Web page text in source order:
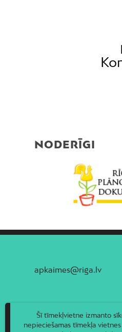
NODERĪGI
apkaimes@riga.lv
Šī tīmekļvietne izmanto
nepieciešamas tīmekļa